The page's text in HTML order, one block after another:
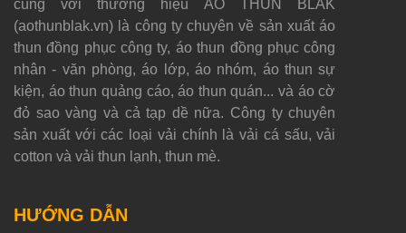
cùng với thương hiệu ÁO THUN BLAK
(aothunblak.vn) là công ty chuyên về sản xuất áo
thun đồng phục công ty, áo thun đồng phục công
nhân - văn phòng, áo lớp, áo nhóm, áo thun sự
kiện, áo thun quảng cáo, áo thun quán... và áo cờ
đỏ sao vàng và cả tạp dề nữa. Công ty chuyên
sản xuất với các loại vải chính là vải cá sấu, vải
cotton và vải thun lạnh, thun mè.
HƯỚNG DẪN